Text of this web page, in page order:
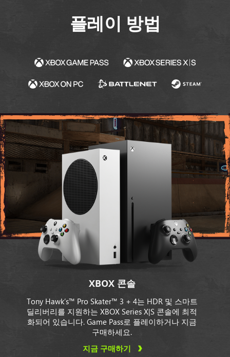
플레이 방법
XBOX 콘솔
Tony Hawk’s™ Pro Skater™ 3 + 4는 HDR 및 스마트
딜리버리를 지원하는 XBOX Series X|S 콘솔에 최적
화되어 있습니다. Game Pass로 플레이하거나 지금
구매하세요.
지금 구매하기